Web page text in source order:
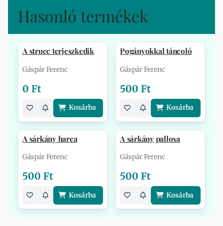
Hasonló termékek
A strucc terjeszkedik
Gáspár Ferenc
0 Ft
Kosárba
Pogányokkal táncoló
Gáspár Ferenc
500 Ft
Kosárba
A sárkány harca
Gáspár Ferenc
500 Ft
Kosárba
A sárkány pallosa
Gáspár Ferenc
500 Ft
Kosárba